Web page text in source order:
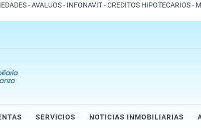
- AVALUOS - INFONAVIT - CREDITOS HIPOTECARIOS
SERVICIOS NOTICIAS INMOBILIARIAS